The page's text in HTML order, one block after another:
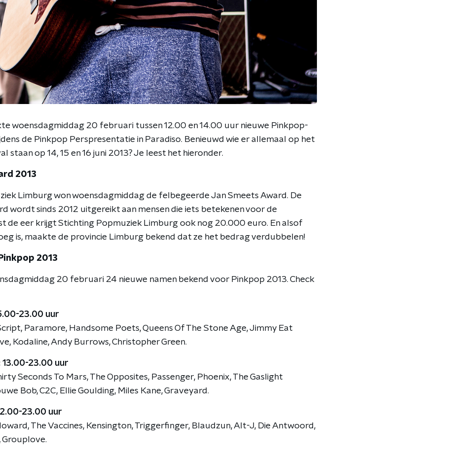
woensdagmiddag 20 februari tussen 12.00 en 14.00 uur nieuwe Pinkpop-
de Pinkpop Perspresentatie in Paradiso. Benieuwd wie er allemaal op het
staan op 14, 15 en 16 juni 2013? Je leest het hieronder.
2013
Limburg won woensdagmiddag de felbegeerde Jan Smeets Award. De
wordt sinds 2012 uitgereikt aan mensen die iets betekenen voor de
de eer krijgt Stichting Popmuziek Limburg ook nog 20.000 euro. En alsof
is, maakte de provincie Limburg bekend dat ze het bedrag verdubbelen!
2013
20 februari 24 nieuwe namen bekend voor Pinkpop 2013. Check
23.00 uur
Paramore, Handsome Poets, Queens Of The Stone Age, Jimmy Eat
Kodaline, Andy Burrows, Christopher Green.
13.00-23.00 uur
Seconds To Mars, The Opposites, Passenger, Phoenix, The Gaslight
Bob, C2C, Ellie Goulding, Miles Kane, Graveyard.
23.00 uur
The Vaccines, Kensington, Triggerfinger, Blaudzun, Alt-J, Die Antwoord,
Grouplove.